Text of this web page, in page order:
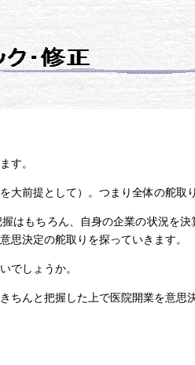
す。
大前提として）。つまり全体の舵取り
はもちろん、自身の企業の状況を
思決定の舵取りを探っていきます。
でしょうか。
んと把握した上で医院開業を意思